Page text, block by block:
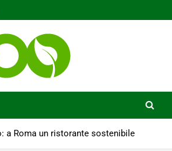
a Roma un ristorante sostenibile